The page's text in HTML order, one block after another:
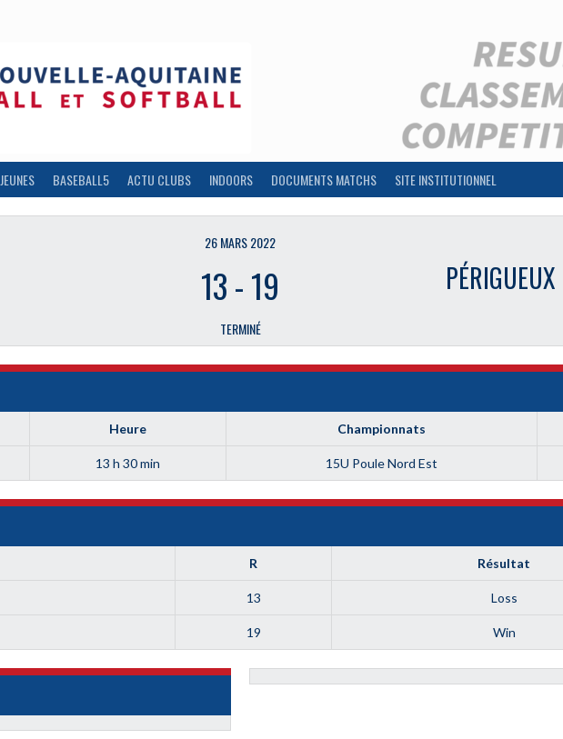
JEUNES BASEBALL5 ACTU CLUBS INDOORS DOCUMENTS MATCHS SITE INSTITUTIONNEL
PÉRIGUEUX
26 MARS 2022
13-19
TERMINÉ
Heure Championnats
13 h 30 min 15U Poule Nord Est
R Résultat
13 Loss
19 Win